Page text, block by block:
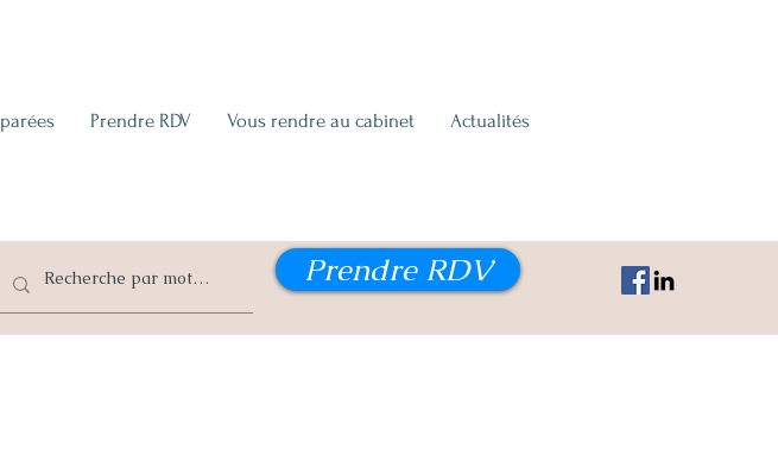
Prendre RDV Vous rendre au cabinet Actualités
Prendre RDV